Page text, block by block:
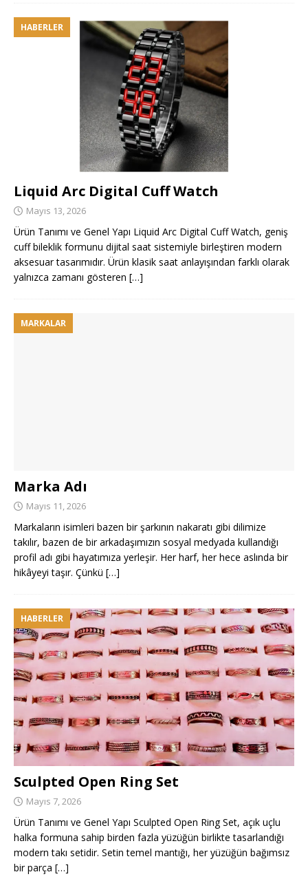
HABERLER
Liquid Arc Digital Cuff Watch
Mayıs 13, 2026
Ürün Tanımı ve Genel Yapı Liquid Arc Digital Cuff Watch, geniş
cuff bileklik formunu dijital saat sistemiyle birleştiren modern
aksesuar tasarımıdır. Ürün klasik saat anlayışından farklı olarak
yalnızca zamanı gösteren […]
MARKALAR
Marka Adı
Mayıs 11, 2026
Markaların isimleri bazen bir şarkının nakaratı gibi dilimize
takılır, bazen de bir arkadaşımızın sosyal medyada kullandığı
profil adı gibi hayatımıza yerleşir. Her harf, her hece aslında bir
hikâyeyi taşır. Çünkü […]
HABERLER
Sculpted Open Ring Set
Mayıs 7, 2026
Ürün Tanımı ve Genel Yapı Sculpted Open Ring Set, açık uçlu
halka formuna sahip birden fazla yüzüğün birlikte tasarlandığı
modern takı setidir. Setin temel mantığı, her yüzüğün bağımsız
bir parça […]